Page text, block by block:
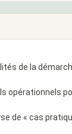
de la
opérationnels
de « cas